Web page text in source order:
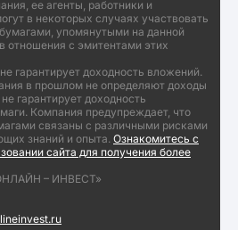
ее агенты, работники и
в некоторых случаях участвовать
упомянутыми на данной
отношения с эмитентами этих
гарантирует доходность вложений.
в прошлом не определяют доходы
гарантирует доходность
Компания предупреждает, что
связаны с различными рисками
знаний и опыта. Ознакомитесь с
сайта для получения более
– ИНВЕСТ»